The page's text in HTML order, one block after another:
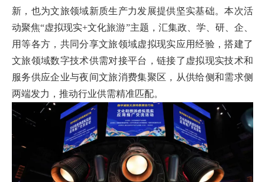
新，也为文旅领域新质生产力发展提供坚实基础。本次活
动聚焦“虚拟现实+文化旅游”主题，汇集政、学、研、企、
用等各方，共同分享文旅领域虚拟现实应用经验，搭建了
文旅领域数字技术供需对接平台，链接了虚拟现实技术和
服务供应企业与夜间文旅消费集聚区，从供给侧和需求侧
两端发力，推动行业供需精准匹配。